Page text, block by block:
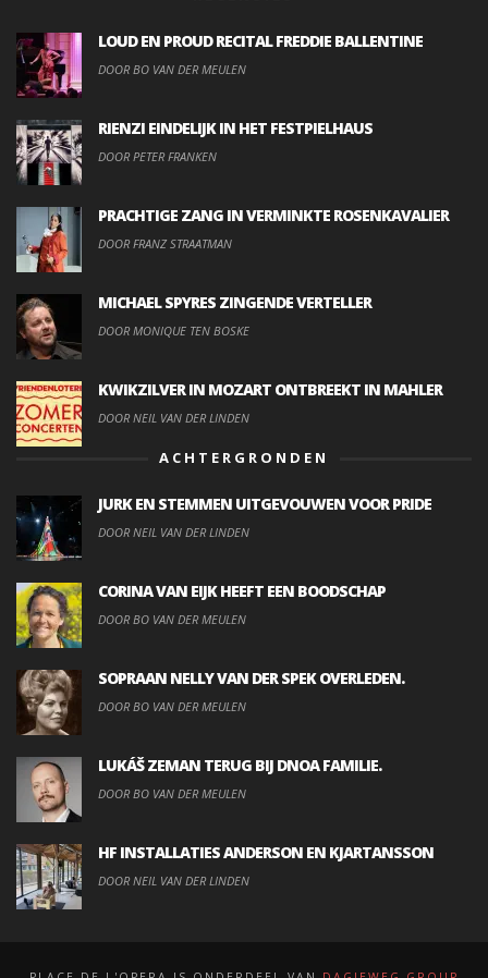
LOUD EN PROUD RECITAL FREDDIE BALLENTINE
DOOR BO VAN DER MEULEN
RIENZI EINDELIJK IN HET FESTPIELHAUS
DOOR PETER FRANKEN
PRACHTIGE ZANG IN VERMINKTE ROSENKAVALIER
DOOR FRANZ STRAATMAN
MICHAEL SPYRES ZINGENDE VERTELLER
DOOR MONIQUE TEN BOSKE
KWIKZILVER IN MOZART ONTBREEKT IN MAHLER
DOOR NEIL VAN DER LINDEN
ACHTERGRONDEN
JURK EN STEMMEN UITGEVOUWEN VOOR PRIDE
DOOR NEIL VAN DER LINDEN
CORINA VAN EIJK HEEFT EEN BOODSCHAP
DOOR BO VAN DER MEULEN
SOPRAAN NELLY VAN DER SPEK OVERLEDEN.
DOOR BO VAN DER MEULEN
LUKÁŠ ZEMAN TERUG BIJ DNOA FAMILIE.
DOOR BO VAN DER MEULEN
HF INSTALLATIES ANDERSON EN KJARTANSSON
DOOR NEIL VAN DER LINDEN